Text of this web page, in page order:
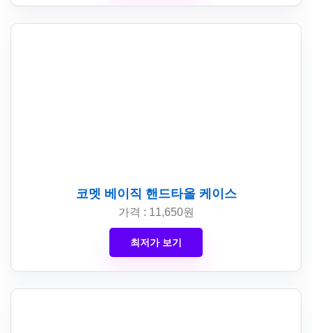
코멧 베이직 핸드타올 케이스
가격 : 11,650원
최저가 보기